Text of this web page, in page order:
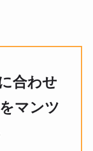
合わせ
マンツ